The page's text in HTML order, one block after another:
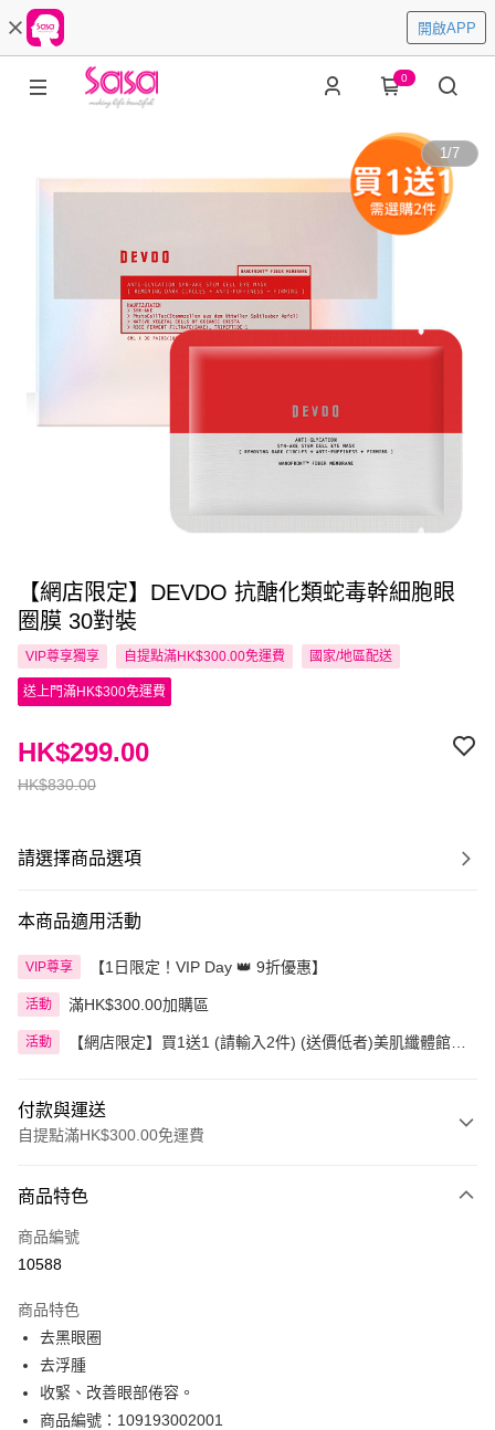
開啟APP
0
1/7
【網店限定】DEVDO 抗醣化類蛇毒幹細胞眼
圈膜 30對裝
VIP尊享獨享 自提點滿HK$300.00免運費 國家/地區配送
送上門滿HK$300免運費
HK$830.00
HK$299.00
請選擇商品選項
本商品適用活動
VIP尊享 【1日限定！VIP Day 👑 9折優惠】
活動 滿HK$300.00加購區
活動
【網店限定】買1送1 (請輸入2件) (送價低者)美肌纖體館精
付款與運送
自提點滿HK$300.00免運費
信用卡
Apple Pay
PayMe
WeChat Pay
BoC Pay
商品特色
商品編號
10588
商品特色
去黑眼圈
去浮腫
收緊、改善眼部倦容。
商品編號：109193002001